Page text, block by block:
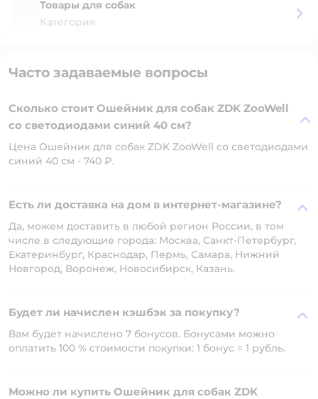
Товары для собак
Категория
Часто задаваемые вопросы
Сколько стоит Ошейник для собак ZDK ZooWell
со светодиодами синий 40 см?
Цена Ошейник для собак ZDK ZooWell со светодиодами
синий 40 см - 740 ₽.
Есть ли доставка на дом в интернет-магазине?
Да, можем доставить в любой регион России, в том
числе в следующие города: Москва, Санкт-Петербург,
Екатеринбург, Краснодар, Пермь, Самара, Нижний
Новгород, Воронеж, Новосибирск, Казань.
Будет ли начислен кэшбэк за покупку?
Вам будет начислено 7 бонусов. Бонусами можно
оплатить 100 % стоимости покупки: 1 бонус = 1 рубль.
Можно ли купить Ошейник для собак ZDK